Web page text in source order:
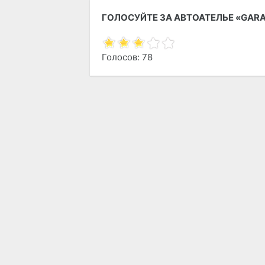
ГОЛОСУЙТЕ ЗА АВТОАТЕЛЬЕ
Голосов: 78